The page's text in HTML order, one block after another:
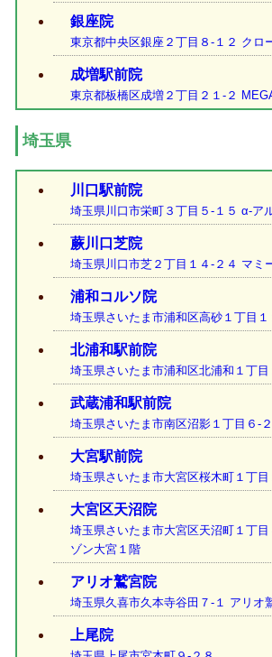
銀座院
東京都中央区銀座２丁目８-１２ クロ
成増駅前院
東京都板橋区成増２丁目２１-２
埼玉県
川口駅前院
埼玉県川口市栄町３丁目５-１５ α-ア
蕨川口芝院
埼玉県川口市芝２丁目１４-２４ マミ
浦和コルソ院
埼玉県さいたま市浦和区高砂１丁目
北浦和駅前院
埼玉県さいたま市浦和区北浦和１丁目
武蔵浦和駅前院
埼玉県さいたま市南区沼影１丁目６-
大宮駅前院
埼玉県さいたま市大宮区桜木町１丁
大宮区天沼院
埼玉県さいたま市大宮区天沼町１丁
ゾン大宮１階
アリオ鷲宮院
埼玉県久喜市久本寺谷田７-１ アリオ
上尾院